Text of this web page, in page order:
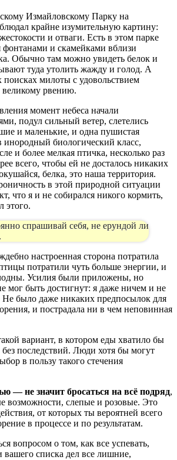
Измайловскому Парку на
крайне изумительную картину:
и отваги. Есть в этом парке
фонтанами и скамейками вблизи
Обычно там можно увидеть белок и
туда утолить жажду и голод. А
милоты с удовольствием
великому рвению.
момент небеса начали
подул сильный ветер, слетелись
и маленькие, и одна пушистая
биологический класс,
и более мелкая птичка, несколько раз
всего, чтобы ей не досталось никаких
белка, это наша территория.
в этой природной ситуации
что я и не собирался никого кормить,
этого.
спрашивай себя, не ерундой ли
настроенная сторона потратила
потратили чуть больше энергии, и
Усилия были приложены, но
мог быть достигнут: я даже ничем и не
было даже никаких предпосылок для
и пострадала ни в чем неповинная
вариант, в котором еды хватило бы
без последствий. Люди хотя бы могут
в пользу такого стечения
— не значит бросаться на всё подряд,
возможности, слепые и розовые. Это
от которых ты вероятней всего
в процессе и по результатам.
вопросом о том, как все успевать,
списка дел все лишние,